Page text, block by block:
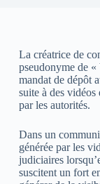
La créatrice de
pseudonyme de
mandat de dépôt
suite à des
par les autorités.
Dans un
générée par les
judiciaires
suscitent un fort